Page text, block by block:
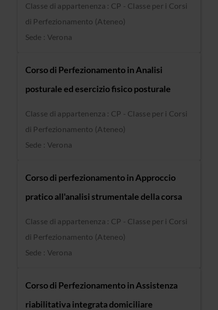
Classe di appartenenza : CP - Classe per i Corsi
di Perfezionamento (Ateneo)
Sede : Verona
Corso di Perfezionamento in Analisi
posturale ed esercizio fisico posturale
Classe di appartenenza : CP - Classe per i Corsi
di Perfezionamento (Ateneo)
Sede : Verona
Corso di perfezionamento in Approccio
pratico all'analisi strumentale della corsa
Classe di appartenenza : CP - Classe per i Corsi
di Perfezionamento (Ateneo)
Sede : Verona
Corso di Perfezionamento in Assistenza
riabilitativa integrata domiciliare